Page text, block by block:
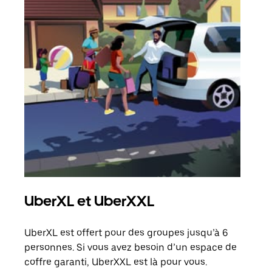
UberXL et UberXXL
UberXL est offert pour des groupes jusqu’à 6
personnes. Si vous avez besoin d’un espace de
coffre garanti, UberXXL est là pour vous.